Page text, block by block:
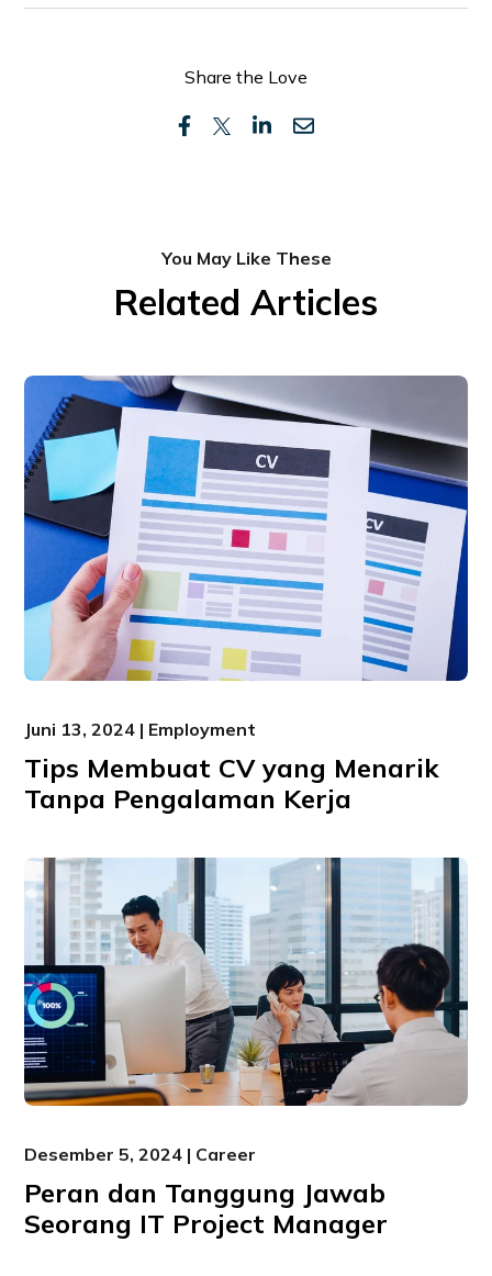
Share the Love
You May Like These
Related Articles
Juni 13, 2024 | Employment
Tips Membuat CV yang Menarik
Tanpa Pengalaman Kerja
Desember 5, 2024 | Career
Peran dan Tanggung Jawab
Seorang IT Project Manager